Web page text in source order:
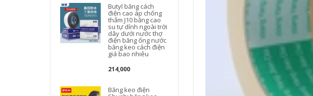
Butyl băng cách
điện cao áp chống
thấm J10 băng cao
su tự dính ngoài trời
dây dưới nước thợ
điện băng ống nước
băng keo cách điện
giá bao nhiêu
214,000
Băng keo điện
keo dây đai ô tô
Băng màu Jinghua
tự làm trang trí
nhiếp ảnh triển lãm
cưới đen, vàng, Đỏ,